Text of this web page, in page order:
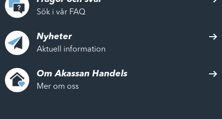
Sök i vår FAQ
Nyheter
Aktuell information
Om Akassan Handels
Mer om oss